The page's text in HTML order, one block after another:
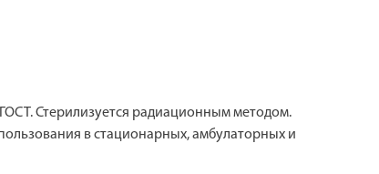
Стерилизуется радиационным методом.
в стационарных, амбулаторных и